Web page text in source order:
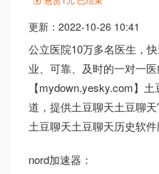
更新： 2022-10-26 10:41
公立医院10万多名医生，
业、可靠、及时的一对一
【mydown.yesky.com】
道，提供土豆聊天土豆聊
土豆聊天土豆聊天历史软件
nord加速器：